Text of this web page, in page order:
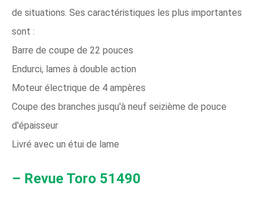
de situations. Ses caractéristiques les plus importantes
sont :
Barre de coupe de 22 pouces
Endurci, lames à double action
Moteur électrique de 4 ampères
Coupe des branches jusqu'à neuf seizième de pouce
d'épaisseur
Livré avec un étui de lame
– Revue Toro 51490